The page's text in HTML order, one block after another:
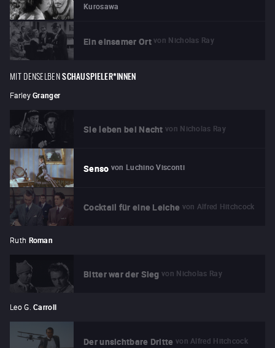
Kurosawa
Ein einsamer Ort von Nicholas Ray
MIT DENSELBENSCHAUSPIELER*INNEN
Farley Granger
Sie leben bei Nacht von Nicholas Ray
Senso von Luchino Visconti
Cocktail für eine Leiche von Alfred Hitchcock
Ruth Roman
Bitter war der Sieg von Nicholas Ray
Leo G. Carroll
Der unsichtbare Dritte von Alfred Hitchcock